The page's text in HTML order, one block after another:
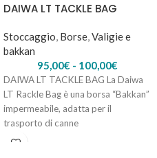
DAIWA LT TACKLE BAG
Stoccaggio, Borse,Valigie e
bakkan
95,00€ - 100,00€
DAIWA LT TACKLE BAG La Daiwa
LT Rackle Bag è una borsa “Bakkan”
impermeabile, adatta per il
trasporto di canne